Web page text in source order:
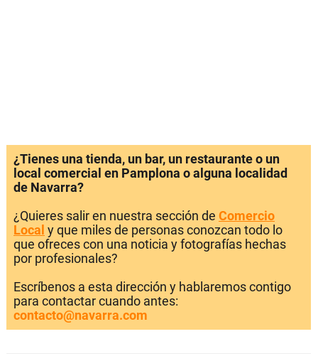
¿Tienes una tienda, un bar, un restaurante o un
local comercial en Pamplona o alguna localidad
de Navarra?
¿Quieres salir en nuestra sección de Comercio
Local y que miles de personas conozcan todo lo
que ofreces con una noticia y fotografías hechas
por profesionales?
Escríbenos a esta dirección y hablaremos contigo
para contactar cuando antes:
contacto@navarra.com